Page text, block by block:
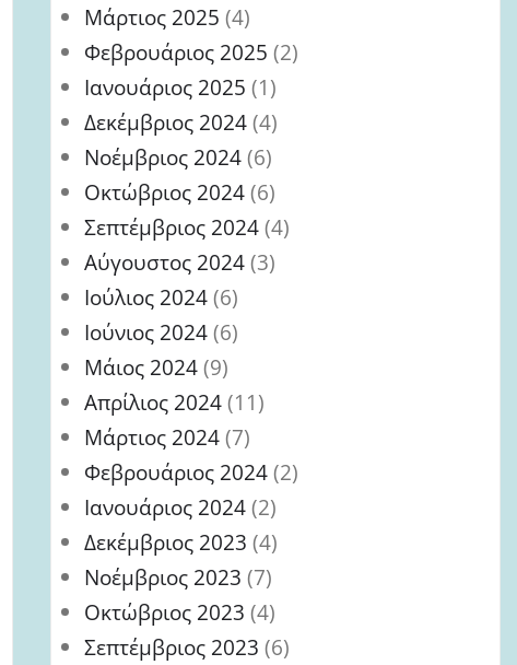
Μάρτιος 2025 (4)
Φεβρουάριος 2025 (2)
Ιανουάριος 2025 (1)
Δεκέμβριος 2024(4)
Νοέμβριος 2024(6)
Οκτώβριος 2024(6)
Σεπτέμβριος 2024(4)
Αύγουστος 2024(3)
Ιούλιος 2024(6)
Ιούνιος 2024(6)
Μάιος 2024(9)
Απρίλιος 2024(11)
Μάρτιος 2024(7)
Φεβρουάριος 2024(2)
Ιανουάριος 2024(2)
Δεκέμβριος 2023 (4)
Νοέμβριος 2023 (7)
Οκτώβριος 2023 (4)
Σεπτέμβριος 2023 (6)